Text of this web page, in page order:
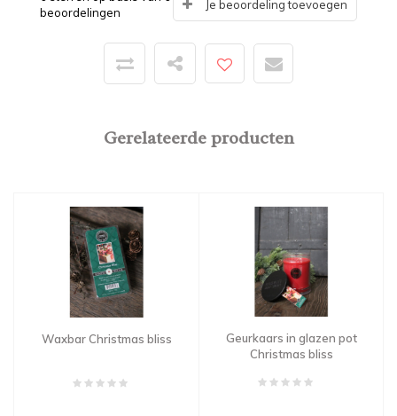
beoordelingen
Je beoordeling toevoegen
Gerelateerde producten
Waxbar Christmas bliss
Geurkaars in glazen pot
Christmas bliss